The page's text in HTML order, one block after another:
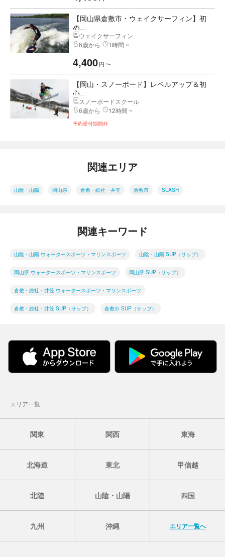
【岡山県倉敷市・ウェイクサーフィン】初
め...
ウェイクサーフィン
6歳から
1時間 ~
4,400円 〜
【岡山・スノーボード】レベルアップ＆初
心...
スノーボードスクール
6歳から
12時間 ~
予約受付期間外
関連エリア
山陰・山陽 岡山県 倉敷・総社・井笠 倉敷市 SLASH
関連キーワード
山陰・山陽 ウォータースポーツ・マリンスポーツ 山陰・山陽 SUP（サップ）
岡山県 ウォータースポーツ・マリンスポーツ 岡山県 SUP（サップ）
倉敷・総社・井笠 ウォータースポーツ・マリンスポーツ
倉敷・総社・井笠 SUP（サップ） 倉敷市 SUP（サップ）
エリア一覧
関東 関西 東海
北海道 東北 甲信越
北陸 山陰・山陽 四国
九州 沖縄 エリア一覧へ